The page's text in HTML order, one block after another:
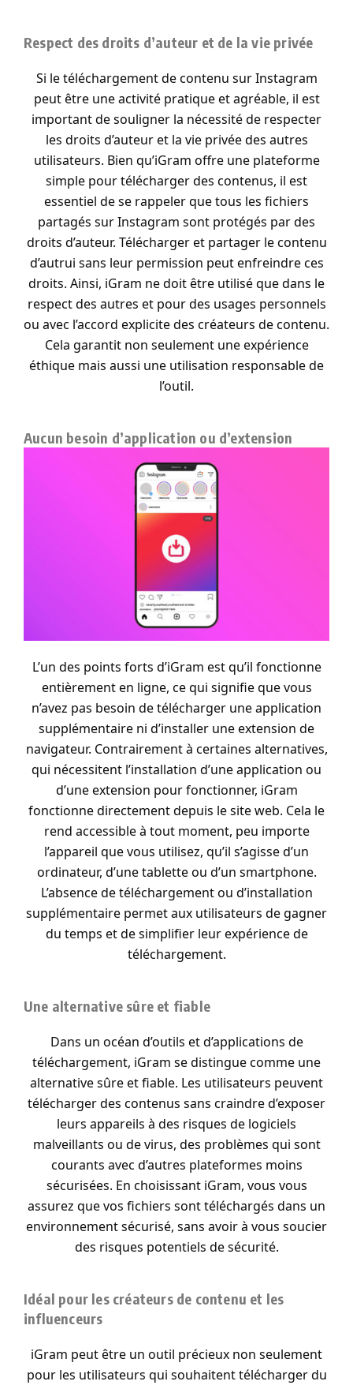
Respect des droits d’auteur et de la vie privée
Si le téléchargement de contenu sur Instagram
peut être une activité pratique et agréable, il est
important de souligner la nécessité de respecter
les droits d’auteur et la vie privée des autres
utilisateurs. Bien qu’iGram offre une plateforme
simple pour télécharger des contenus, il est
essentiel de se rappeler que tous les fichiers
partagés sur Instagram sont protégés par des
droits d’auteur. Télécharger et partager le contenu
d’autrui sans leur permission peut enfreindre ces
droits. Ainsi, iGram ne doit être utilisé que dans le
respect des autres et pour des usages personnels
ou avec l’accord explicite des créateurs de contenu.
Cela garantit non seulement une expérience
éthique mais aussi une utilisation responsable de
l’outil.
Aucun besoin d’application ou d’extension
L’un des points forts d’iGram est qu’il fonctionne
entièrement en ligne, ce qui signifie que vous
n’avez pas besoin de télécharger une application
supplémentaire ni d’installer une extension de
navigateur. Contrairement à certaines alternatives,
qui nécessitent l’installation d’une application ou
d’une extension pour fonctionner, iGram
fonctionne directement depuis le site web. Cela le
rend accessible à tout moment, peu importe
l’appareil que vous utilisez, qu’il s’agisse d’un
ordinateur, d’une tablette ou d’un smartphone.
L’absence de téléchargement ou d’installation
supplémentaire permet aux utilisateurs de gagner
du temps et de simplifier leur expérience de
téléchargement.
Une alternative sûre et fiable
Dans un océan d’outils et d’applications de
téléchargement, iGram se distingue comme une
alternative sûre et fiable. Les utilisateurs peuvent
télécharger des contenus sans craindre d’exposer
leurs appareils à des risques de logiciels
malveillants ou de virus, des problèmes qui sont
courants avec d’autres plateformes moins
sécurisées. En choisissant iGram, vous vous
assurez que vos fichiers sont téléchargés dans un
environnement sécurisé, sans avoir à vous soucier
des risques potentiels de sécurité.
Idéal pour les créateurs de contenu et les
influenceurs
iGram peut être un outil précieux non seulement
pour les utilisateurs qui souhaitent télécharger du